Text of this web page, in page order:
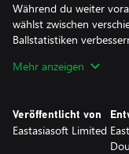
Während du weiter
wählst zwischen
Ballstatistiken
Spieldurchgang fühlt
freizuschalten, damit
härtere Voids mit
Mehr anzeigen
Veröffentlicht von
Eastasiasoft Limited